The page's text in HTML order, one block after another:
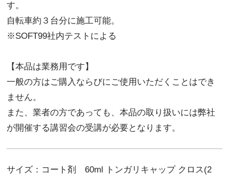
す。
自転車約３台分に施工可能。
※SOFT99社内テストによる
【本品は業務用です】
一般の方はご購入ならびにご使用いただくことはでき
ません。
また、業者の方であっても、本品の取り扱いには弊社
が開催する講習会の受講が必要となります。
サイズ：コート剤 60ml トンガリキャップ クロス(2